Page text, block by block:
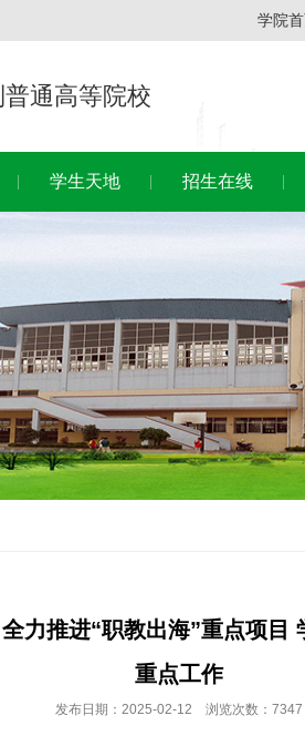
学院
通高等院校
学生天地 招生在线
力推进“职教出海”重点项目
重点工作
发布日期：2025-02-12 浏览次数：7347